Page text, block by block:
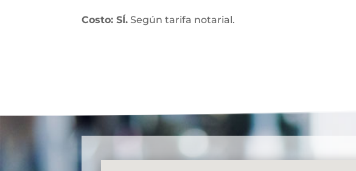
Costo: SÍ. Según tarifa notarial.